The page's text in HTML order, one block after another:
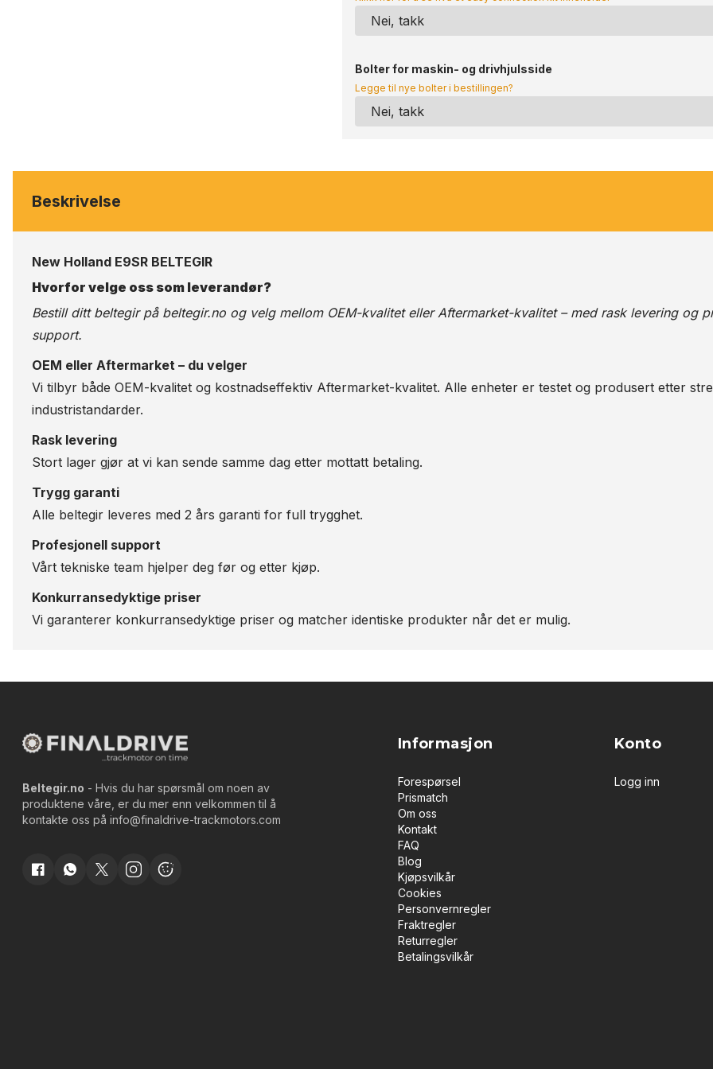
Bolter for maskin- og drivhjulsside
Legge til nye bolter i bestillingen?
Beskrivelse
New Holland E9SR BELTEGIR
Hvorfor velge oss som leverandør?
Bestill ditt beltegir på beltegir.no og velg mellom OEM-kvalitet eller Aftermarket-kvalitet – med rask levering og
support.
OEM eller Aftermarket – du velger
Vi tilbyr både OEM-kvalitet og kostnadseffektiv Aftermarket-kvalitet. Alle enheter er testet og produsert etter
industristandarder.
Rask levering
Stort lager gjør at vi kan sende samme dag etter mottatt betaling.
Trygg garanti
Alle beltegir leveres med 2 års garanti for full trygghet.
Profesjonell support
Vårt tekniske team hjelper deg før og etter kjøp.
Konkurransedyktige priser
Vi garanterer konkurransedyktige priser og matcher identiske produkter når det er mulig.
Beltegir.no - Hvis du har spørsmål om noen av
produktene våre, er du mer enn velkommen til å
kontakte oss på info@finaldrive-trackmotors.com
Informasjon
Forespørsel
Prismatch
Om oss
Kontakt
FAQ
Blog
Kjøpsvilkår
Cookies
Personvernregler
Fraktregler
Returregler
Betalingsvilkår
Konto
Logg inn